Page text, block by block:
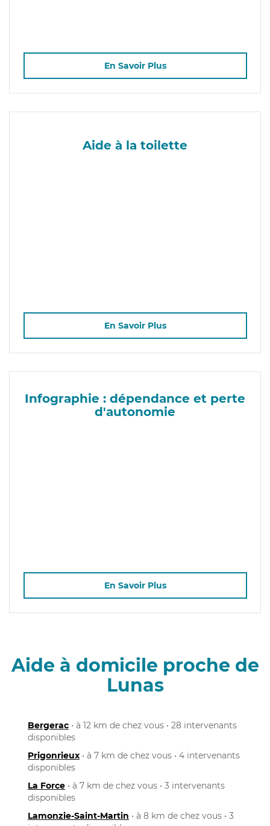
En Savoir Plus
Aide à la toilette
En Savoir Plus
Infographie : dépendance et perte
d'autonomie
En Savoir Plus
Aide à domicile proche de
Lunas
Bergerac • à 12 km de chez vous • 28 intervenants
disponibles
Prigonrieux • à 7 km de chez vous • 4 intervenants
disponibles
La Force • à 7 km de chez vous • 3 intervenants
disponibles
Lamonzie-Saint-Martin • à 8 km de chez vous • 3